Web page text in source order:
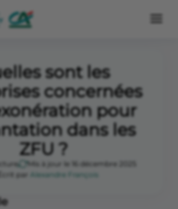
sont les
concernées
pour
dans les
ZFU ?
Mis à jour le 16 décembre 2025
Écrit par
Alexandre François